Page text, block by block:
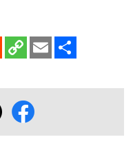
Reddit
Copy
Link
Email